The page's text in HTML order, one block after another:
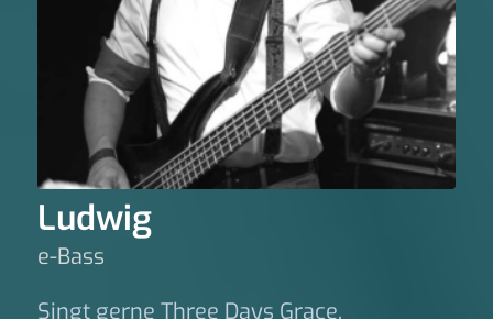
Ludwig
e-Bass
Singt gerne Three Days Grace.